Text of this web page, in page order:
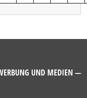
UND MEDIEN —